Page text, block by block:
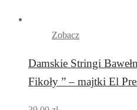
Zobacz
Damskie Stringi
Fikoły ” – majtki El